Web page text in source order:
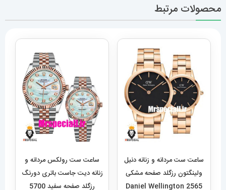
محصولات مرتبط
ساعت ست مردانه و زنانه دنیل
ولینگتون رزگلد صفحه مشکی
Daniel Wellington 2565
ساعت ست رولکس مردانه و
زنانه دیت جاست باتری دورنگ
رزگلد صفحه سفید 5700